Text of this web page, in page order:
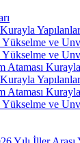
Kurayla
Yükselme ve
Yükselme ve
Ataması
Kurayla
Ataması
Yükselme ve